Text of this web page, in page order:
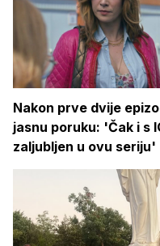
Nakon prve dvije
jasnu poruku: 'Čak i s
zaljubljen u ovu seriju'